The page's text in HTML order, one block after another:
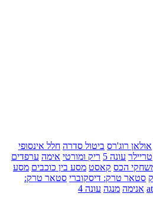
אולאן רוג'רס ביטול סדרה חלל אינסופי
טריילר עונה 5 ריק ומורטי אימה ערפדים
הכס קאסט מסע בין כוכבים מסע
סטאר טרק: דיסקוברי סטאר טרק:
אנימה מנגה עונה 4